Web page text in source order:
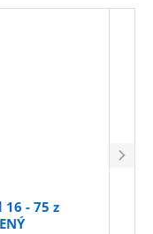
- 75 z